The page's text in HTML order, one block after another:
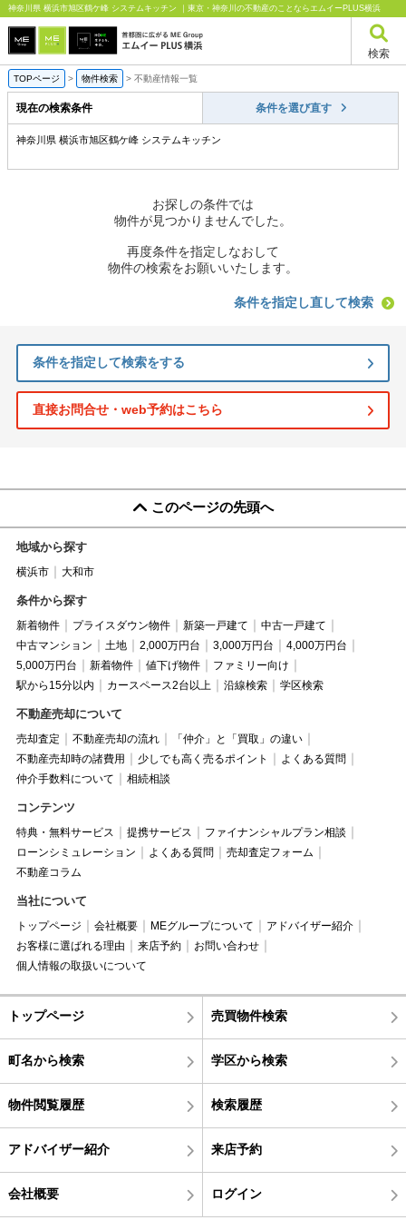
神奈川県 横浜市旭区鶴ケ峰 システムキッチン ｜東京・神奈川の不動産のことならエムイーPLUS横浜
検索
TOPページ > 物件検索 > 不動産情報一覧
現在の検索条件 条件を選び直す
神奈川県 横浜市旭区鶴ケ峰 システムキッチン
お探しの条件では
物件が見つかりませんでした。
再度条件を指定しなおして
物件の検索をお願いいたします。
条件を指定し直して検索
条件を指定して検索をする
直接お問合せ・web予約はこちら
このページの先頭へ
地域から探す
横浜市 大和市
条件から探す
新着物件 プライスダウン物件 新築一戸建て
中古一戸建て
中古マンション
土地 2,000万円台 3,000万円台
4,000万円台
5,000万円台
新着物件 値下げ物件
ファミリー向け
駅から15分以内
カースペース2台以上 沿線検索 学区検索
不動産売却について
売却査定 不動産売却の流れ
「仲介」と「買取」の違い
不動産売却時の諸費用
少しでも高く売るポイント
よくある質問
仲介手数料について
相続相談
コンテンツ
特典・無料サービス 提携サービス
ファイナンシャルプラン相談
ローンシミュレーション
よくある質問
売却査定フォーム
不動産コラム
当社について
トップページ 会社概要 MEグループについて
アドバイザー紹介
お客様に選ばれる理由
来店予約
お問い合わせ
個人情報の取扱いについて
トップページ 売買物件検索
町名から検索 学区から検索
物件閲覧履歴 検索履歴
アドバイザー紹介 来店予約
会社概要 ログイン